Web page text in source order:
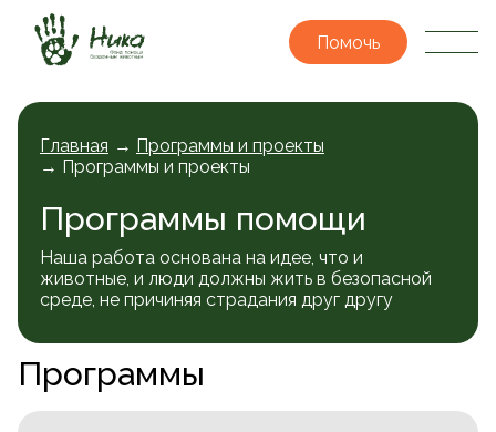
Помочь
Главная → Программы и проекты
→ Программы и проекты
Программы помощи
Наша работа основана на идее, что и
животные, и люди должны жить в безопасной
среде, не причиняя страдания друг другу
Программы